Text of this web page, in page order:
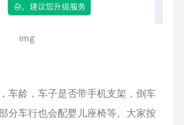
img
车龄，车子是否带手机支架，倒车
分车行也会配婴儿座椅等。大家按